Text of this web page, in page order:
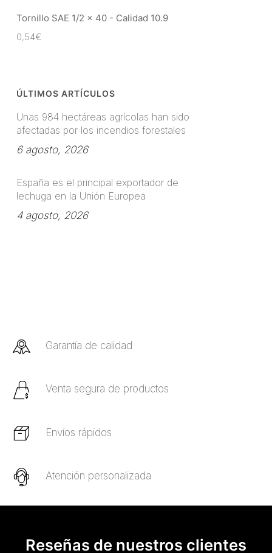
Tornillo SAE 1/2 x 40 - Calidad 10.9
0,54€
ÚLTIMOS ARTÍCULOS
Unas 984 hectáreas agrícolas han sido
afectadas por los incendios forestales
6 agosto, 2026
España es el principal exportador de
lechuga en la Unión Europea
4 agosto, 2026
Garantía de calidad
Venta segura de productos
Envíos rápidos
Atención personalizada
Reseñas de nuestros clientes